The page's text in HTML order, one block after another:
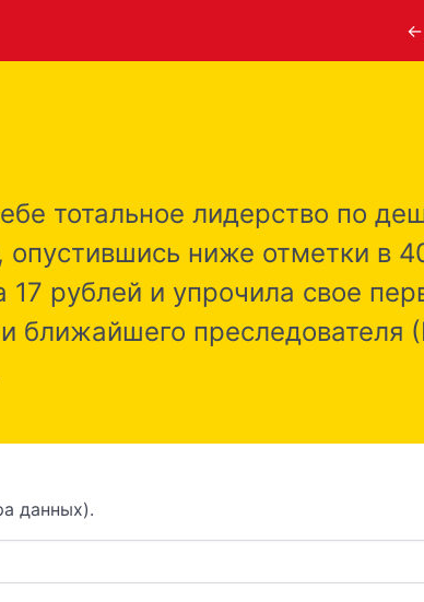
←
тотальное лидерство по
ниже отметки в
рублей и упрочила свое
ближайшего
данных).